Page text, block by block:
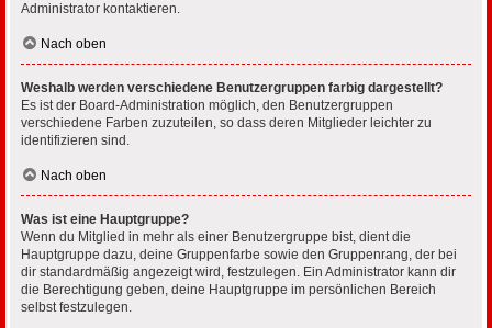
Administrator kontaktieren.
Nach oben
Weshalb werden verschiedene Benutzergruppen farbig dargestellt?
Es ist der Board-Administration möglich, den Benutzergruppen
verschiedene Farben zuzuteilen, so dass deren Mitglieder leichter zu
identifizieren sind.
Nach oben
Was ist eine Hauptgruppe?
Wenn du Mitglied in mehr als einer Benutzergruppe bist, dient die
Hauptgruppe dazu, deine Gruppenfarbe sowie den Gruppenrang, der bei
dir standardmäßig angezeigt wird, festzulegen. Ein Administrator kann dir
die Berechtigung geben, deine Hauptgruppe im persönlichen Bereich
selbst festzulegen.